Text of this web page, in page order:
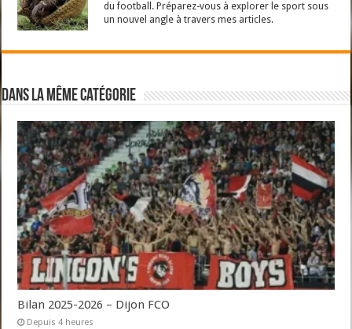
du football. Préparez-vous à explorer le sport sous
un nouvel angle à travers mes articles.
Dans la même catégorie
Bilan 2025-2026 – Dijon FCO
Depuis 4 heures